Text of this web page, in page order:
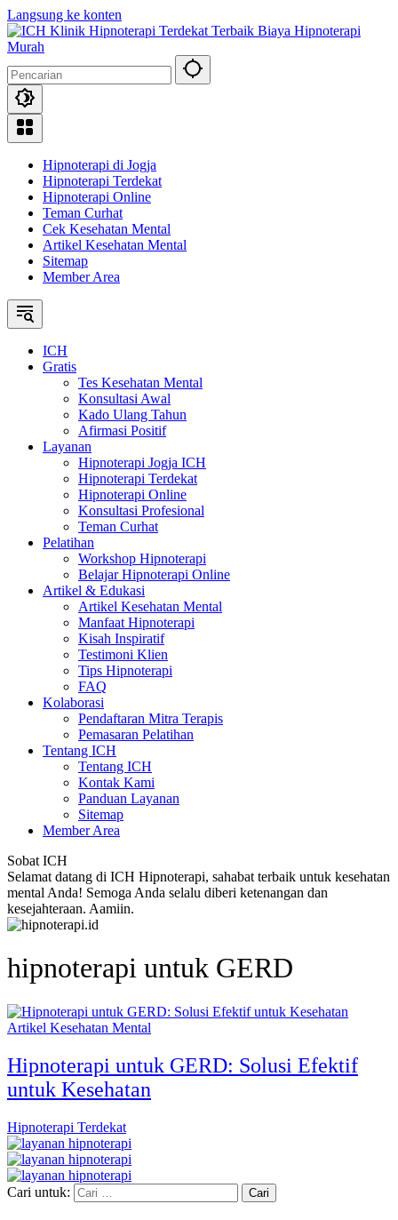
Langsung ke konten
Hipnoterapi di Jogja
Hipnoterapi Terdekat
Hipnoterapi Online
Teman Curhat
Cek Kesehatan Mental
Artikel Kesehatan Mental
Sitemap
Member Area
ICH
Gratis
Tes Kesehatan Mental
Konsultasi Awal
Kado Ulang Tahun
Afirmasi Positif
Layanan
Hipnoterapi Jogja ICH
Hipnoterapi Terdekat
Hipnoterapi Online
Konsultasi Profesional
Teman Curhat
Pelatihan
Workshop Hipnoterapi
Belajar Hipnoterapi Online
Artikel & Edukasi
Artikel Kesehatan Mental
Manfaat Hipnoterapi
Kisah Inspiratif
Testimoni Klien
Tips Hipnoterapi
FAQ
Kolaborasi
Pendaftaran Mitra Terapis
Pemasaran Pelatihan
Tentang ICH
Tentang ICH
Kontak Kami
Panduan Layanan
Sitemap
Member Area
Sobat ICH
Selamat datang di ICH Hipnoterapi, sahabat terbaik untuk kesehatan
mental Anda! Semoga Anda selalu diberi ketenangan dan
kesejahteraan. Aamiin.
hipnoterapi untuk GERD
Artikel Kesehatan Mental
Hipnoterapi untuk GERD: Solusi Efektif
untuk Kesehatan
Hipnoterapi Terdekat
Cari untuk: